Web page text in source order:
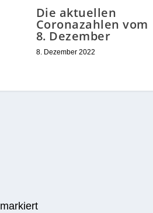
Die aktuellen
Coronazahlen vom
8. Dezember
8. Dezember 2022
markiert